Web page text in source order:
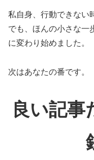
私自身、行動できない
でも、ほんの小さな一
に変わり始めました。
次はあなたの番です。
良い記